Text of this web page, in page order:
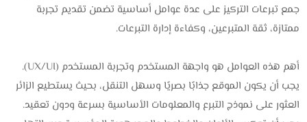
جمع تبرعات التركيز على عدة عوامل أساسية تضمن تقديم تجربة
ممتازة، ثقة المتبرعين، وكفاءة إدارة التبرعات.
أهم هذه العوامل هو واجهة المستخدم وتجربة المستخدم (UX/UI).
يجب أن يكون الموقع جذابًا بصريًا وسهل التنقل، بحيث يستطيع الزائر
العثور على نموذج التبرع والمعلومات الأساسية بسرعة ودون تعقيد.